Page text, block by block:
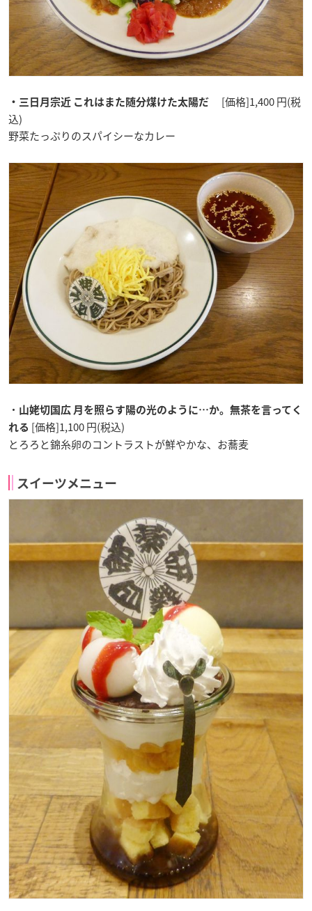
・三日月宗近 これはまた随分煤けた太陽だ
[価格]1,400 円(税
込)
野菜たっぷりのスパイシーなカレー
・ 山姥切国広 月を照らす陽の光のように…か。無茶を言ってく
れる [価格]1,100 円(税込)
とろろと錦糸卵のコントラストが鮮やかな、お蕎麦
スイーツメニュー